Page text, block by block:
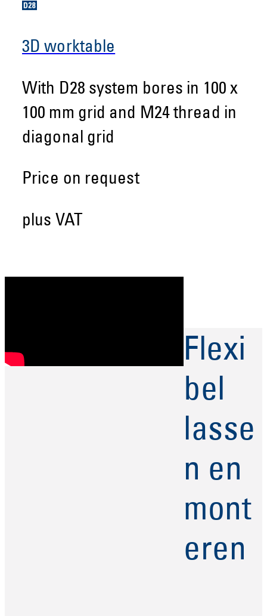
3D worktable
With D28 system bores in 100 x
100 mm grid and M24 thread in
diagonal grid
Price on request
plus VAT
Flexi
bel
lasse
n en
mont
eren